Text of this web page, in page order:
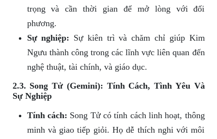
trọng và cần thời gian để mở lòng với đối
phương.
Sự nghiệp: Sự kiên trì và chăm chỉ giúp Kim
Ngưu thành công trong các lĩnh vực liên quan đến
nghệ thuật, tài chính, và giáo dục.
2.3. Song Tử (Gemini): Tính Cách, Tình Yêu Và
Sự Nghiệp
Tính cách: Song Tử có tính cách linh hoạt, thông
minh và giao tiếp giỏi. Họ dễ thích nghi với môi